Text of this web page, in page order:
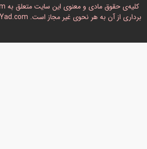
برداری از آن به هر نحوی غیر مجاز است. Copyright © 2026 DonYad.com